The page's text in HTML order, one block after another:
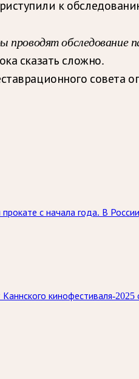
к
проводят обследование
сказать сложно.
совета
с начала года. В
кинофестиваля-